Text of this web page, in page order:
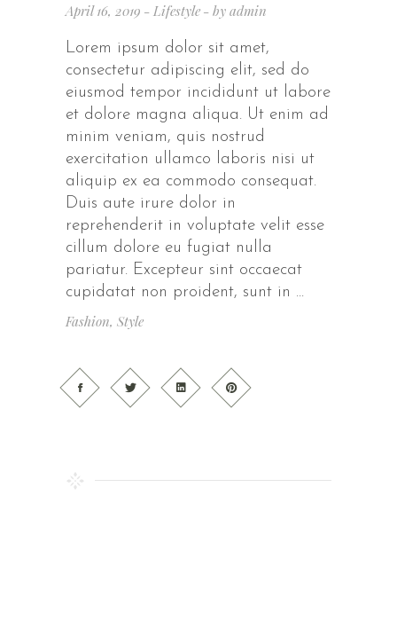
April 16, 2019 Lifestyle by admin
Lorem ipsum dolor sit amet,
consectetur adipiscing elit, sed do
eiusmod tempor incididunt ut labore
et dolore magna aliqua. Ut enim ad
minim veniam, quis nostrud
exercitation ullamco laboris nisi ut
aliquip ex ea commodo consequat.
Duis aute irure dolor in
reprehenderit in voluptate velit esse
cillum dolore eu fugiat nulla
pariatur. Excepteur sint occaecat
cupidatat non proident, sunt in
Fashion, Style